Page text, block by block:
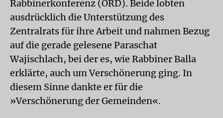
Rabbinerkonferenz (ORD). Beide lobten
ausdrücklich die Unterstützung des
Zentralrats für ihre Arbeit und nahmen Bezug
auf die gerade gelesene Paraschat
Wajischlach, bei der es, wie Rabbiner Balla
erklärte, auch um Verschönerung ging. In
diesem Sinne dankte er für die
»Verschönerung der Gemeinden«.